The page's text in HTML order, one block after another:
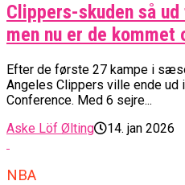
Clippers-skuden så
men nu er de kommet
Efter de første 27 kampe i
Angeles Clippers ville ende ud
Conference. Med 6 sejre...
Aske Löf Ølting
14. jan 2026
NBA